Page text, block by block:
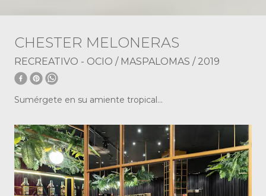
CHESTER MELONERAS
RECREATIVO - OCIO / MASPALOMAS / 2019
Sumérgete en su amiente tropical...